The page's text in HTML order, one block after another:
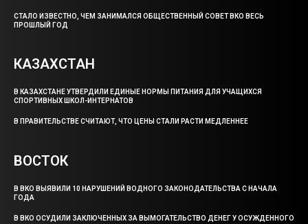
СТАЛО ИЗВЕСТНО, ЧЕМ ЗАНИМАЛСЯ ОБЩЕСТВЕННЫЙ СОВЕТ ВКО ВЕСЬ
ПРОШЛЫЙ ГОД
КАЗАХСТАН
В КАЗАХСТАНЕ УТВЕРДИЛИ ЕДИНЫЕ НОРМЫ ПИТАНИЯ ДЛЯ УЧАЩИХСЯ
СПОРТИВНЫХ ШКОЛ-ИНТЕРНАТОВ
В ПРАВИТЕЛЬСТВЕ СЧИТАЮТ, ЧТО ЦЕНЫ СТАЛИ РАСТИ МЕДЛЕННЕЕ
ВОСТОК
В ВКО ВЫЯВИЛИ 10 НАРУШЕНИЙ ВОДНОГО ЗАКОНОДАТЕЛЬСТВА С НАЧАЛА
ГОДА
В ВКО ОСУДИЛИ ЗАКЛЮЧЕННЫХ ЗА ВЫМОГАТЕЛЬСТВО ДЕНЕГ У ОСУЖДЕННОГО